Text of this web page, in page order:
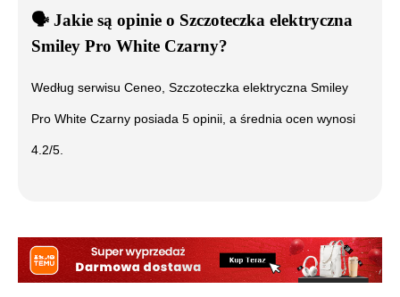
🗣️ ️ Jakie są opinie o Szczoteczka elektryczna
Smiley Pro White Czarny?
Według serwisu Ceneo, Szczoteczka elektryczna Smiley
Pro White Czarny posiada 5 opinii, a średnia ocen wynosi
4.2/5.